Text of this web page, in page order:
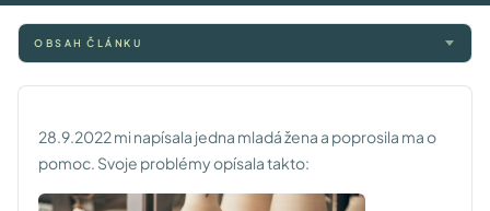
OBSAH ČLÁNKU
28.9.2022 mi napísala jedna mladá žena a poprosila ma o
pomoc. Svoje problémy opísala takto: